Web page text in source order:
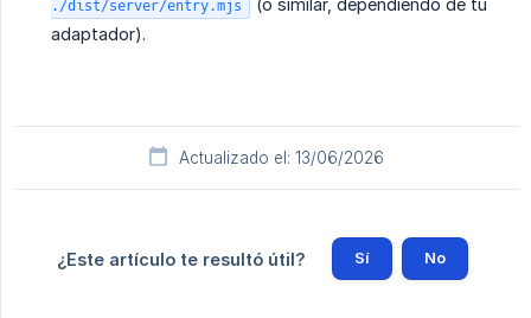
./dist/server/entry.mjs
adaptador).
Actualizado el: 13/06/2026
¿Este artículo te resultó útil? Sí No